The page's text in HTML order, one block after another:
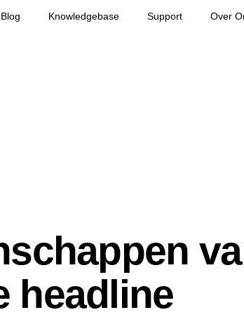
Blog Knowledgebase Support Over
headline